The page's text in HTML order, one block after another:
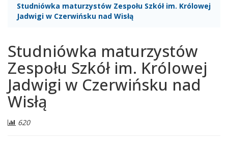
Studniówka maturzystów Zespołu Szkół im. Królowej
Jadwigi w Czerwińsku nad Wisłą
Studniówka maturzystów
Zespołu Szkół im. Królowej
Jadwigi w Czerwińsku nad
Wisłą
Liczba
620